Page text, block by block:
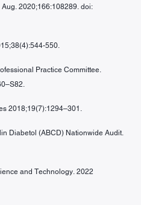
2020;166:108289. doi:
550.
Practice Committee.
2018;19(7):1294–301.
Diabetol (ABCD) Nationwide Audit.
and Technology. 2022